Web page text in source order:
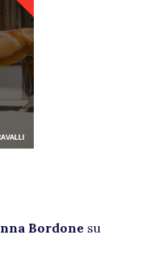
Bordone su